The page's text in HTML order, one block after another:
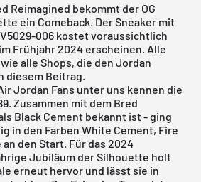
Reimagined bekommt der OG
ein Comeback. Der Sneaker mit
006 kostet voraussichtlich
Frühjahr 2024 erscheinen. Alle
alle Shops, die den Jordan
diesem Beitrag.
ir Jordan Fans unter uns kennen die
Zusammen mit dem Bred
Black Cement bekannt ist - ging
in den Farben White Cement, Fire
den Start. Für das 2024
Jubiläum der Silhouette holt
erneut hervor und lässt sie in